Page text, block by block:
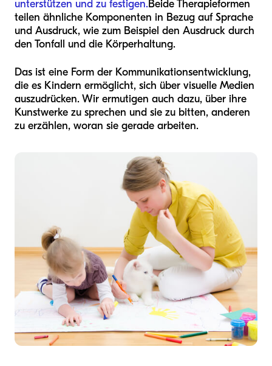
unterstützen und zu festigen.Beide Therapieformen
teilen ähnliche Komponenten in Bezug auf Sprache
und Ausdruck, wie zum Beispiel den Ausdruck durch
den Tonfall und die Körperhaltung.
Das ist eine Form der Kommunikationsentwicklung,
die es Kindern ermöglicht, sich über visuelle Medien
auszudrücken. Wir ermutigen auch dazu, über ihre
Kunstwerke zu sprechen und sie zu bitten, anderen
zu erzählen, woran sie gerade arbeiten.